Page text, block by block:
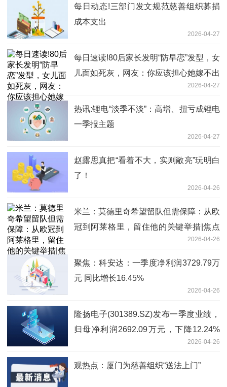
每日动态!三部门发文规范慈善组织募捐
成本支出
2026-04-27
每日速读!80后家长发明“防早恋”发型，女
儿面如死灰，网友：你应该担心她嫁不出
2026-04-27
热讯:锂电“淡季不淡”：高增、扭亏成锂电
一季报主题
2026-04-27
赵露思真把“看着不大，实则敞亮”玩明白
了！
2026-04-26
米兰：莫德里奇希望留队但需保障：从欧
冠到阿莱格里，留住他的关键举措|焦点
2026-04-26
聚焦：科安达：一季度净利润3729.79万
元 同比增长16.45%
2026-04-26
隆扬电子(301389.SZ)发布一季度业绩，
归母净利润2692.09万元，下降12.24%
2026-04-26
观热点：厦门为慈善组织“送法上门”